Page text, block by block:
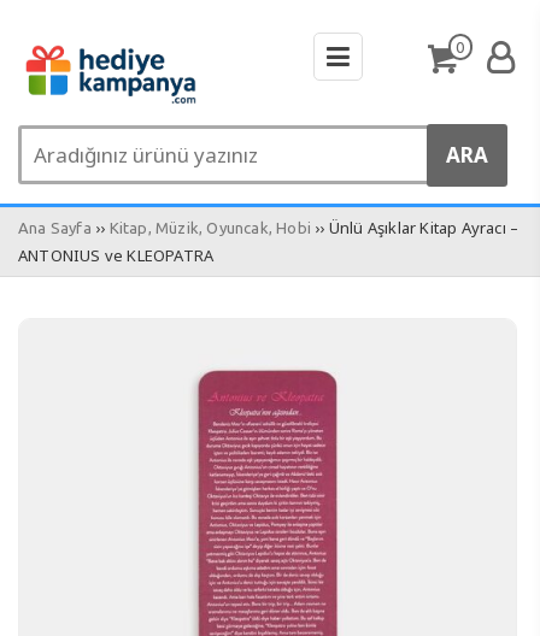
0
Ana Sayfa ›› Kitap, Müzik, Oyuncak, Hobi ›› Ünlü Aşıklar Kitap Ayracı –
ANTONIUS ve KLEOPATRA